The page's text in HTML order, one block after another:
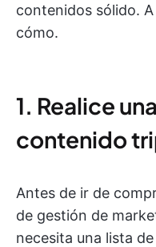
contenidos sólido.
cómo.
1. Realice
contenido
Antes de ir de
de gestión de
necesita una lista